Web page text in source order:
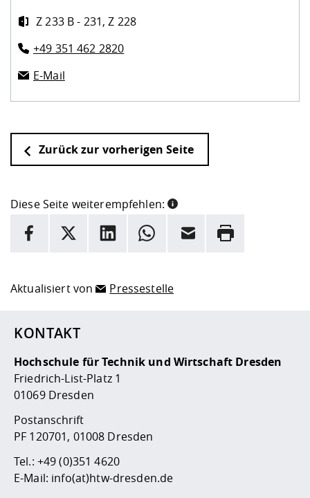
Z 233 B - 231, Z 228
+49 351 462 2820
E-Mail
Zurück zur vorherigen Seite
Diese Seite weiterempfehlen:
INFORMATION
Facebook
X LinkedInWhatsappE-Mail Drucken
Aktualisiert von Pressestelle
KONTAKT
Hochschule für Technik und Wirtschaft Dresden
Friedrich-List-Platz 1
01069 Dresden
Postanschrift
PF 120701, 01008 Dresden
Tel.: +49 (0)351 4620
E-Mail: info(at)htw-dresden.de